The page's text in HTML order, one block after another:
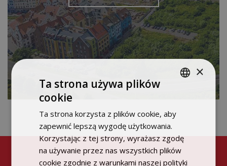
ENGLISH
×
Ta strona używa plików
cookie
Ta strona korzysta z plików cookie, aby
zapewnić lepszą wygodę użytkowania.
Korzystając z tej strony, wyrażasz zgodę
na używanie przez nas wszystkich plików
cookie zgodnie z warunkami naszej polityki